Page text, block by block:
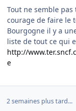
Tout ne semble
courage de faire le
Bourgogne il y a
liste de tout ce qui
http://
e
2 semaines plus tard...